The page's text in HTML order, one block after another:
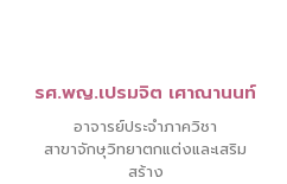
รศ.พญ.เปรมจิต เศาณานนท์
อาจารย์ประจำภาควิชา
สาขาจักษุวิทยาตกแต่งและเสริม
สร้าง